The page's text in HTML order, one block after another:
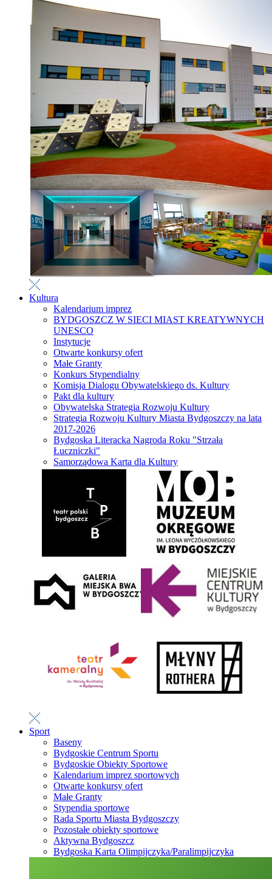
Kultura
Kalendarium imprez
BYDGOSZCZ W SIECI MIAST KREATYWNYCH
UNESCO
Instytucje
Otwarte konkursy ofert
Małe Granty
Konkurs Stypendialny
Komisja Dialogu Obywatelskiego ds. Kultury
Pakt dla kultury
Obywatelska Strategia Rozwoju Kultury
Strategia Rozwoju Kultury Miasta Bydgoszczy na lata
2017-2026
Bydgoska Literacka Nagroda Roku "Strzała
Łuczniczki"
Samorządowa Karta dla Kultury
Sport
Baseny
Bydgoskie Centrum Sportu
Bydgoskie Obiekty Sportowe
Kalendarium imprez sportowych
Otwarte konkursy ofert
Małe Granty
Stypendia sportowe
Rada Sportu Miasta Bydgoszczy
Pozostałe obiekty sportowe
Aktywna Bydgoszcz
Bydgoska Karta Olimpijczyka/Paralimpijczyka